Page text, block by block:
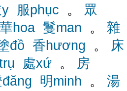
服phục 。 眾
華hoa 鬘man 。 雜
đồ 香hương 。 床
處xứ 。 房
明minh 。 湯